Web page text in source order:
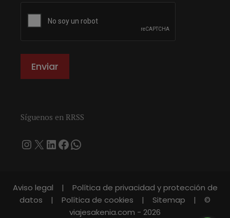
Síguenos en RRSS
Instagram
X LinkedIn
Facebook
WhatsApp
Aviso legal | Política de privacidad y protección de
datos
| Política de cookies | Sitemap | ©
viajesakenia.com - 2026